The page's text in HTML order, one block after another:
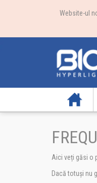
Website-ul
Acasă
Aici veți găsi o
Dacă totuși nu